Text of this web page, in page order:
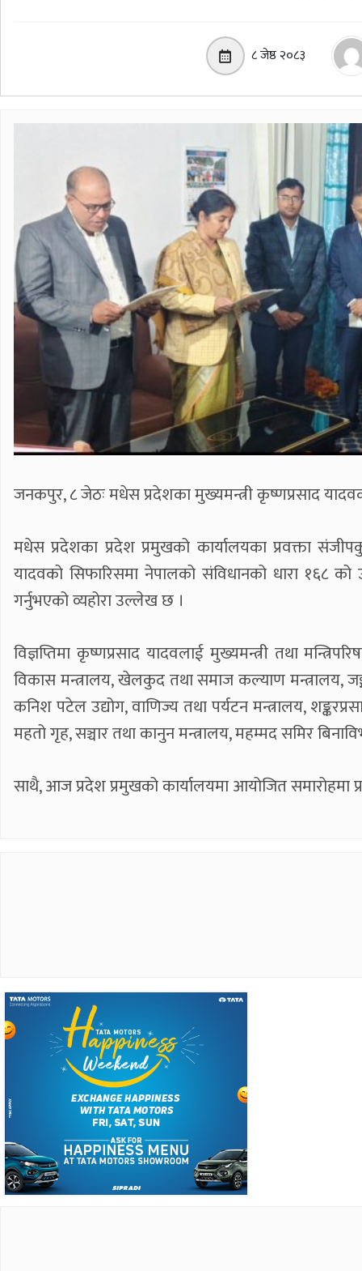
८ जेष्ठ २०८३
जनकपुर, ८ जेठः मधेस प्रदेशका मुख्यमन्त्री कृष्णप्रसाद
मधेस प्रदेशका प्रदेश प्रमुखको कार्यालयका प्रवक्ता
यादवको सिफारिसमा नेपालको संविधानको धारा १६८
गर्नुभएको व्यहोरा उल्लेख छ ।
विज्ञप्तिमा कृष्णप्रसाद यादवलाई मुख्यमन्त्री तथा
विकास मन्त्रालय, खेलकुद तथा समाज कल्याण मन्त्रालय,
कनिश पटेल उद्योग, वाणिज्य तथा पर्यटन मन्त्रालय,
महतो गृह, सञ्चार तथा कानुन मन्त्रालय, महम्मद समिर
साथै, आज प्रदेश प्रमुखको कार्यालयमा आयोजित